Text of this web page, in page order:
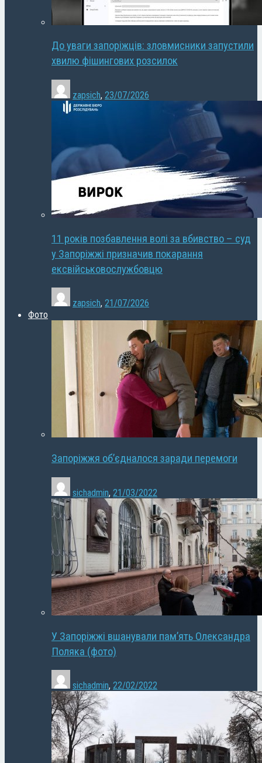
До уваги запоріжців: зловмисники запустили
хвилю фішингових розсилок
zapsich, 23/07/2026
11 років позбавлення волі за вбивство – суд
у Запоріжжі призначив покарання
ексвійськовослужбовцю
zapsich, 21/07/2026
Фото
Запоріжжя об’єдналося заради перемоги
sichadmin, 21/03/2022
У Запоріжжі вшанували пам’ять Олександра
Поляка (фото)
sichadmin, 22/02/2022